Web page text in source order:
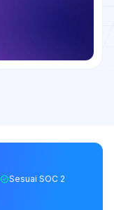
Sesuai SOC 2